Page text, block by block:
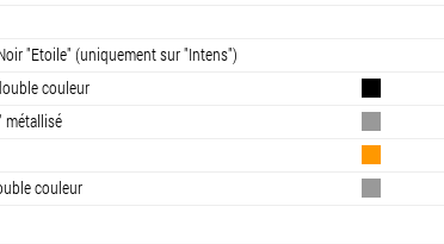
"Etoile" (uniquement sur "Intens")
couleur
métallisé
couleur